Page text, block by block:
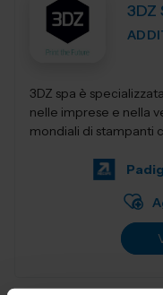
3DZ
3DZ spa è
nelle imprese e nella
mondiali di stampanti